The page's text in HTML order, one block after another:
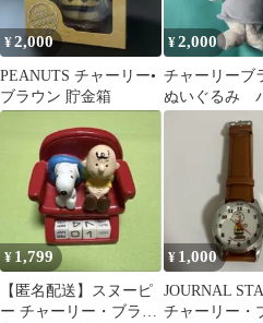
¥2,000
PEANUTS チャーリー•
ブラウン 貯金箱
¥2,000
チャーリー
ぬいぐるみ
¥ 1,799
【匿名配送】スヌーピ
ー チャーリー・ブラウ
¥ 1,000
JOURNAL
チャーリー・